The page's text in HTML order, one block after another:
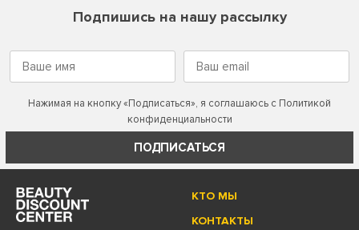
Подпишись на нашу рассылку
Нажимая на кнопку «Подписаться», я соглашаюсь с Политикой
конфиденциальности
ПОДПИСАТЬСЯ
КТО МЫ
КОНТАКТЫ